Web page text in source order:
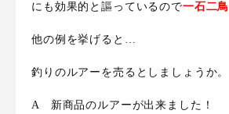
にも効果的と謳っているので一石二鳥
他の例を挙げると…
釣りのルアーを売るとしましょうか。
A 新商品のルアーが出来ました！